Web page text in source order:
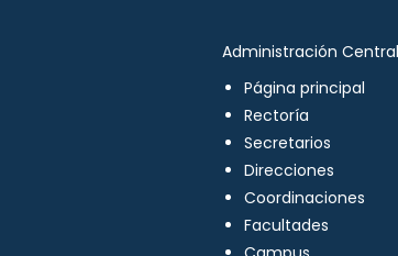
Administración Central
Página principal
Rectoría
Secretarios
Direcciones
Coordinaciones
Facultades